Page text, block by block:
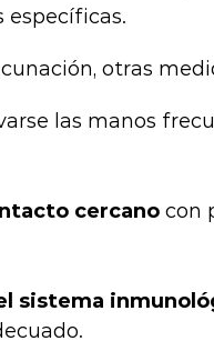
específicas.
otras
las manos
cercanocon
sistema